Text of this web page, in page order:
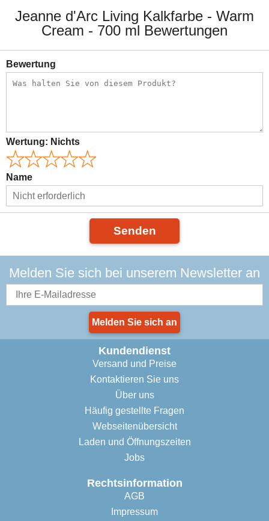
Jeanne d'Arc Living Kalkfarbe - Warm
Cream - 700 ml Bewertungen
Bewertung
Wertung: Nichts
Name
Senden
Melden Sie sich bei unserem Newsletter an
Melden Sie sich an
Kundendienst
Versand und Preise
Kontaktieren Sie uns
Über uns
Häufig gestellte Fragen
Webseitenübersicht
Laden und Öffnungszeiten
Jobs
Rechtsinformation
AGB
Impressum